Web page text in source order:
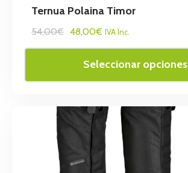
Ternua Polaina Timor
54,00€ 48,00€ IVA Inc.
Seleccionar opciones